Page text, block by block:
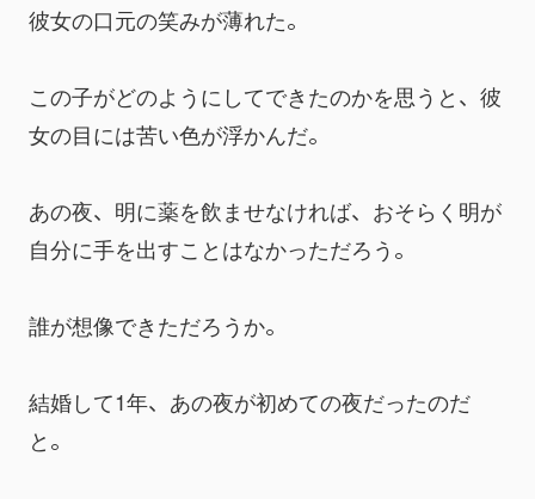
彼女の口元の笑みが薄れた。
この子がどのようにしてできたのかを思うと、彼
女の目には苦い色が浮かんだ。
あの夜、明に薬を飲ませなければ、おそらく明が
自分に手を出すことはなかっただろう。
誰が想像できただろうか。
結婚して1年、あの夜が初めての夜だったのだ
と。